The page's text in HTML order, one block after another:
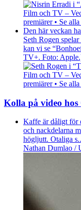
Film och TV –
premiärer • Se
Den här veckan
Seth Rogen
kan vi se
TV+. Foto:
Film och TV –
premiärer • Se
Kolla på video hos
Kaffe är dåligt för
och nackdelarna
högljutt. Otaliga
Nathan Dumlao /